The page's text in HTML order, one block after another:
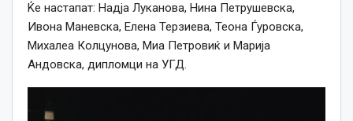
Ќе настапат: Надја Луканова, Нина Петрушевска,
Ивона Маневска, Елена Терзиева, Теона Ѓуровска,
Михалеа Колцунова, Миа Петровиќ и Марија
Андовска, дипломци на УГД.